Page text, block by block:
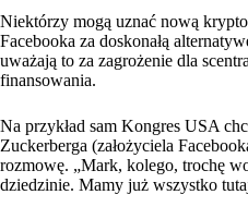
Niektórzy mogą uznać nową
Facebooka za doskonałą
uważają to za zagrożenie dla
finansowania.
Na przykład sam Kongres USA
Zuckerberga (założyciela
rozmowę. „Mark, kolego, trochę
dziedzinie. Mamy już wszystko